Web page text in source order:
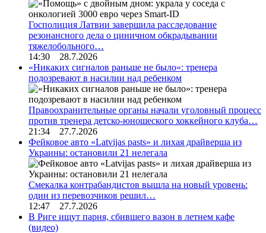
Госполиция Латвии завершила расследование
резонансного дела о циничном обкрадывании
тяжелобольного…
14:30 28.7.2026
«Никаких сигналов раньше не было»: тренера
подозревают в насилии над ребенком
Правоохранительные органы начали уголовный процесс
против тренера детско-юношеского хоккейного клуба…
21:34 27.7.2026
Фейковое авто «Latvijas pasts» и лихая драйверша из
Украины: остановили 21 нелегала
Смекалка контрабандистов вышла на новый уровень:
один из перевозчиков решил…
12:47 27.7.2026
В Риге ищут парня, сбившего вазон в летнем кафе
(видео)